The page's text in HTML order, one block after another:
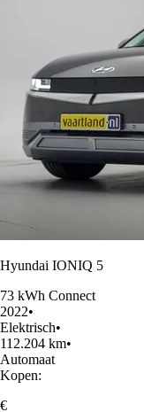
Hyundai IONIQ 5
73 kWh Connect
2022•
Elektrisch•
112.204 km•
Automaat
Kopen:
€